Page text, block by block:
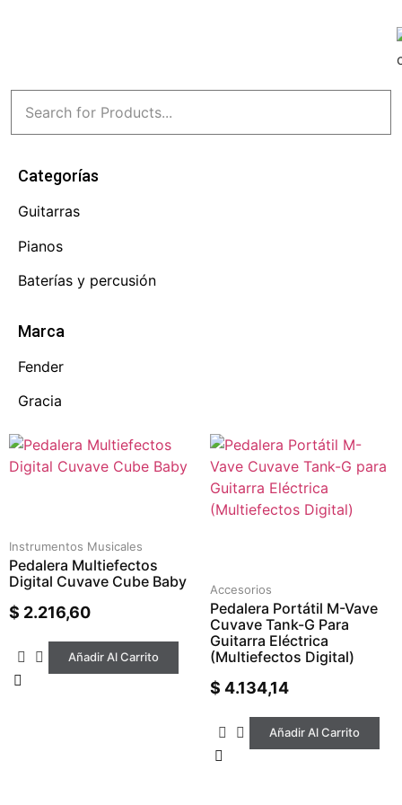
Categorías
Guitarras
Pianos
Baterías y percusión
Marca
Fender
Gracia
Instrumentos Musicales
Pedalera Multiefectos
Digital Cuvave Cube Baby
$ 2.216,60
Añadir Al Carrito
Accesorios
Pedalera Portátil M-Vave
Cuvave Tank-G Para
Guitarra Eléctrica
(Multiefectos Digital)
$ 4.134,14
Añadir Al Carrito